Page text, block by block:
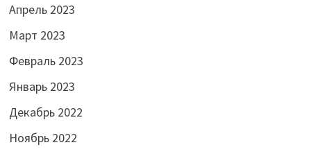
Апрель 2023
Март 2023
Февраль 2023
Январь 2023
Декабрь 2022
Ноябрь 2022